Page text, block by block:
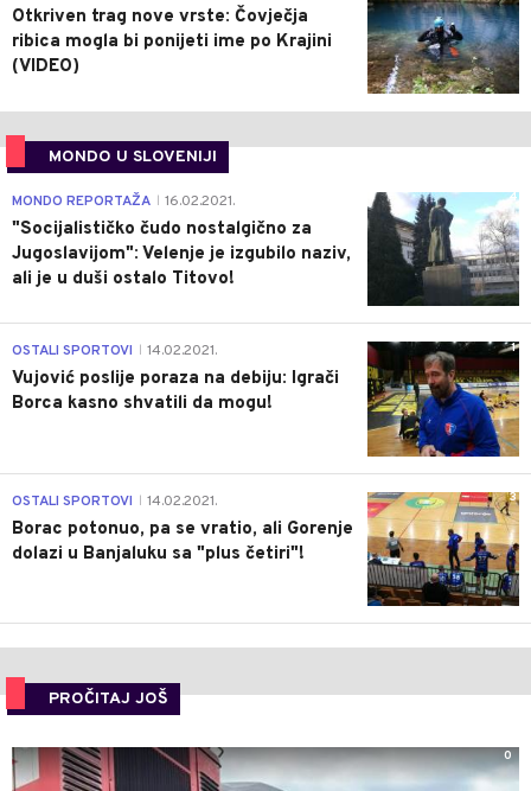
Otkriven trag nove vrste: Čovječja
ribica mogla bi ponijeti ime po Krajini
(VIDEO)
MONDO U SLOVENIJI
4
MONDO REPORTAŽA 16.02.2021.
"Socijalističko čudo nostalgično za
Jugoslavijom": Velenje je izgubilo naziv,
ali je u duši ostalo Titovo!
1
OSTALI SPORTOVI 14.02.2021.
Vujović poslije poraza na debiju: Igrači
Borca kasno shvatili da mogu!
3
OSTALI SPORTOVI 14.02.2021.
Borac potonuo, pa se vratio, ali Gorenje
dolazi u Banjaluku sa "plus četiri"!
PROČITAJ JOŠ
0